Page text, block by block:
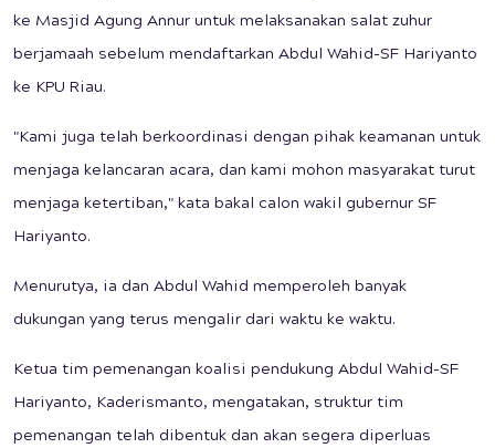
ke Masjid Agung Annur untuk melaksanakan salat zuhur
berjamaah sebelum mendaftarkan Abdul Wahid-SF Hariyanto
ke KPU Riau.
"Kami juga telah berkoordinasi dengan pihak keamanan untuk
menjaga kelancaran acara, dan kami mohon masyarakat turut
menjaga ketertiban," kata bakal calon wakil gubernur SF
Hariyanto.
Menurutya, ia dan Abdul Wahid memperoleh banyak
dukungan yang terus mengalir dari waktu ke waktu.
Ketua tim pemenangan koalisi pendukung Abdul Wahid-SF
Hariyanto, Kaderismanto, mengatakan, struktur tim
pemenangan telah dibentuk dan akan segera diperluas